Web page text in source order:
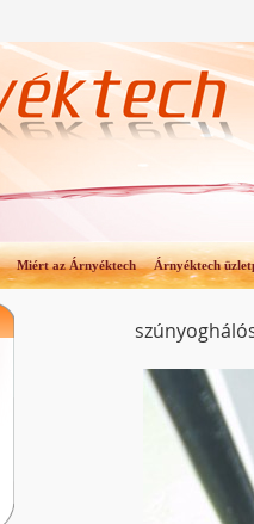
Miért az Árnyéktech Árnyéktech